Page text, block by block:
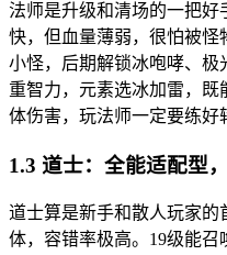
法师是升级和清场的一把
快，但血量薄弱，很怕被
小怪，后期解锁冰咆哮、极
重智力，元素选冰加雷，
体伤害，玩法师一定要练好
1.3 道士：全能适配型
道士算是新手和散人玩家
体，容错率极高。19级能